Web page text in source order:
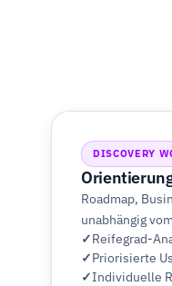
DISCOVERY
Roadmap,
unabhängig
Reifegrad-
Priorisierte
Individuelle